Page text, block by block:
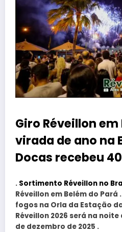
Giro Réveillon
virada de ano na
Docas recebeu
. Sortimento Réveillon no
Réveillon em Belém do Pará
fogos na Orla da Estação
Réveillon 2026 será na
de dezembro de 2025 .